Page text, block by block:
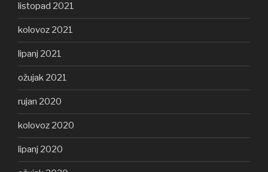
listopad 2021
kolovoz 2021
lipanj 2021
ožujak 2021
rujan 2020
kolovoz 2020
lipanj 2020